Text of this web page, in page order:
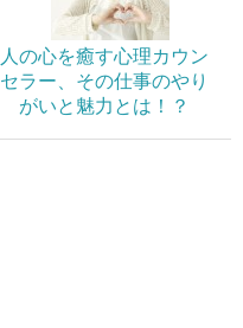
人の心を癒す心理カウン
セラー、その仕事のやり
がいと魅力とは！？